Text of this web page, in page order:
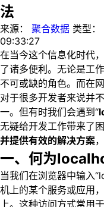
法
来源： 聚合数据 类型：
09:33:27
在当今这个信息化时代
了诸多便利。无论是工
不可或缺的角色。而在
对于很多开发者来说并
一。但有时我们会遇到“
无疑给开发工作带来了
并提供有效的解决方案
一、何为
当我们在浏览器中输入
机上的某个服务或应用
上。这种访问方式常用